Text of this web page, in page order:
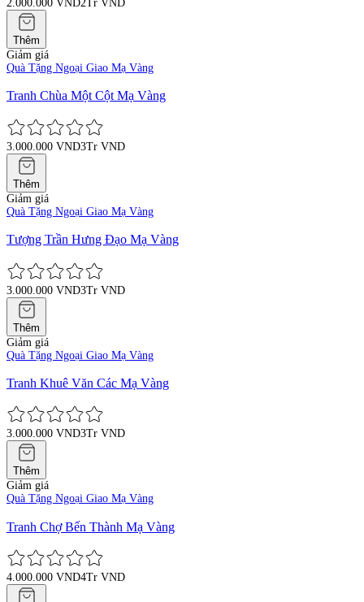
2.000.000 VND2Tr VND
Thêm
Giảm giá
Quà Tặng Ngoại Giao Mạ Vàng
Tranh Chùa Một Cột Mạ Vàng
3.000.000 VND3Tr VND
Thêm
Giảm giá
Quà Tặng Ngoại Giao Mạ Vàng
Tượng Trần Hưng Đạo Mạ Vàng
3.000.000 VND3Tr VND
Thêm
Giảm giá
Quà Tặng Ngoại Giao Mạ Vàng
Tranh Khuê Văn Các Mạ Vàng
3.000.000 VND3Tr VND
Thêm
Giảm giá
Quà Tặng Ngoại Giao Mạ Vàng
Tranh Chợ Bến Thành Mạ Vàng
4.000.000 VND4Tr VND